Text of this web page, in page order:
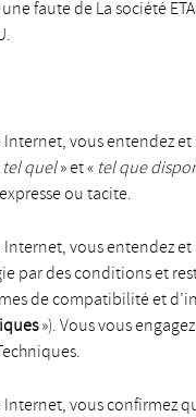
faute de La société
vous entendez et
tel quel» et « tel que
ou tacite.
vous entendez et
par des conditions et
de compatibilité et
»). Vous vous
vous confirmez